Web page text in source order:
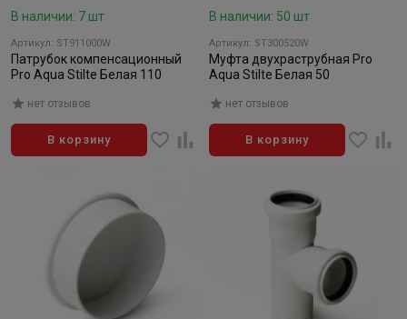
В наличии: 7 шт
Артикул: ST911000W
Патрубок компенсационный
Pro Aqua Stilte Белая 110
нет отзывов
В корзину
В наличии: 50 шт
Артикул: ST300520W
Муфта двухраструбная Pro
Aqua Stilte Белая 50
нет отзывов
В корзину